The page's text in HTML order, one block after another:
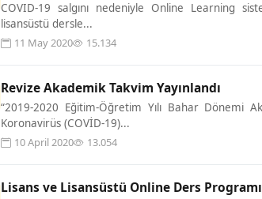
COVID-19 salgını nedeniyle Online Learning
lisansüstü dersle...
11 May 2020
15.134
Revize Akademik Takvim Yayınlandı
“2019-2020 Eğitim-Öğretim Yılı Bahar Dönemi
Koronavirüs (COVİD-19)...
10 April 2020
13.054
Lisans ve Lisansüstü Online Ders Programı